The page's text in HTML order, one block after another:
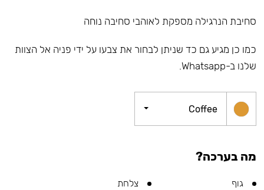
סחיבת הנרגילה מספקת לאוהבי סחיבה נוחה
כמו כן מגיע גם כד שניתן לבחור את צבעו על ידי פניה אל הצוות
שלנו ב-Whatsapp.
Coffee
מה בערכה?
גוף
צלחת